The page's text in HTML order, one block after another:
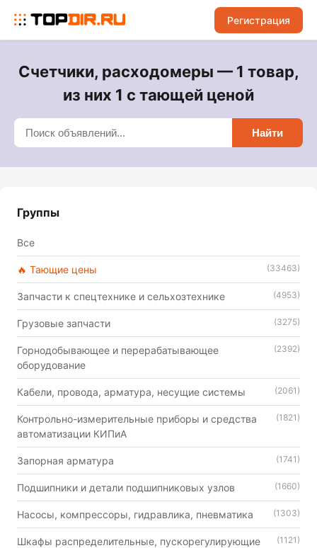
Регистрация
Счетчики, расходомеры — 1 товар,
из них 1 с тающей ценой
Найти
Группы
Все
🔥 Тающие цены (33463)
Запчасти к спецтехнике и сельхозтехнике (4953)
Грузовые запчасти (3275)
Горнодобывающее и перерабатывающее
оборудование
(2392)
Кабели, провода, арматура, несущие системы (2061)
Контрольно-измерительные приборы и средства
автоматизации КИПиА
(1821)
Запорная арматура (1741)
Подшипники и детали подшипниковых узлов (1660)
Насосы, компрессоры, гидравлика, пневматика (1303)
Шкафы распределительные, пускорегулирующие
(1121)